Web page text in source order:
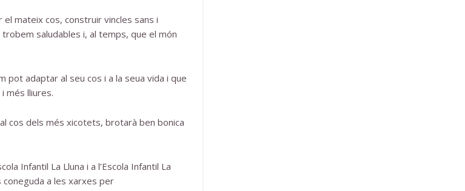
mateix cos, construir vincles sans i
saludables i, al temps, que el món
pot adaptar al seu cos i a la seua vida i que
més lliures.
cos dels més xicotets, brotarà ben bonica
Infantil La Lluna i a l’Escola Infantil La
a les xarxes per